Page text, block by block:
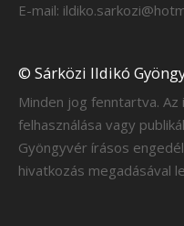
E-mail:
© Sárközi Ildikó
Minden jog fenntartva.
felhasználása vagy
Gyöngyvér írásos
hivatkozás megadásával